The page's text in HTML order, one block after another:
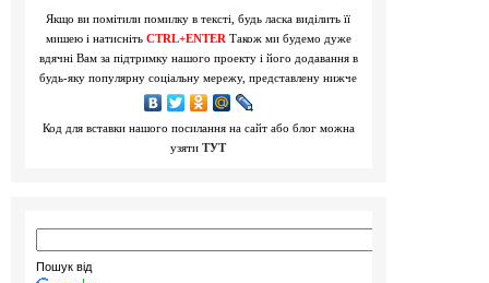
Якщо ви помітили помилку в тексті, будь ласка виділить її
мишею і натисніть CTRL+ENTER Також ми будемо дуже
вдячні Вам за підтримку нашого проекту і його додавання в
будь-яку популярну соціальну мережу, представлену нижче
Код для вставки нашого посилання на сайт або блог можна
узяти ТУТ
Пошук від